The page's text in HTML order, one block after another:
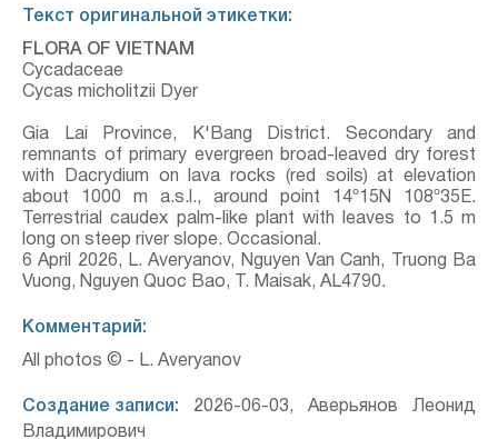
Текст оригинальной этикетки:
FLORA OF VIETNAM
Cycadaceae
Cycas micholitzii Dyer
Gia Lai Province, K'Bang District. Secondary and
remnants of primary evergreen broad-leaved dry forest
with Dacrydium on lava rocks (red soils) at elevation
about 1000 m a.s.l., around point 14º15N 108º35E.
Terrestrial caudex palm-like plant with leaves to 1.5 m
long on steep river slope. Occasional.
6 April 2026, L. Averyanov, Nguyen Van Canh, Truong Ba
Vuong, Nguyen Quoc Bao, T. Maisak, АL4790.
Комментарий:
All photos © - L. Averyanov
Создание записи: 2026-06-03, Аверьянов Леонид
Владимирович